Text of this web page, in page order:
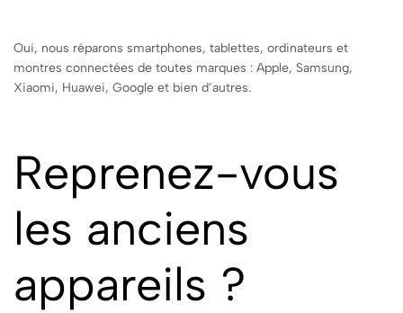
Oui, nous réparons smartphones, tablettes, ordinateurs et
montres connectées de toutes marques : Apple, Samsung,
Xiaomi, Huawei, Google et bien d’autres.
Reprenez-vous
les anciens
appareils ?